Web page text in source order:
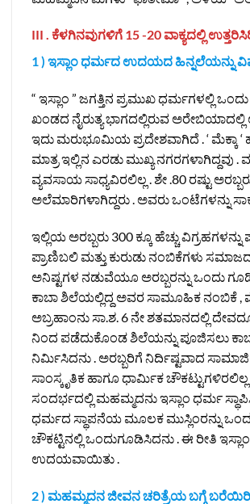
III . ಕೆಳಗಿನವುಗಳಿಗೆ 15 -20 ವಾಕ್ಯದಲ್ಲಿ
1 ) ಇಸ್ಲಾಂ ಧರ್ಮದ ಉದಯದ ಹಿನ್ನಲೆಯನ್ನು
“ ಇಸ್ಲಾಂ ” ಜಗತ್ತಿನ ಪ್ರಮುಖ ಧರ್ಮಗಳಲ್ಲಿ
ಖಂಡದ ನೈರುತ್ಯ ಭಾಗದಲ್ಲಿರುವ
ಇದು ಮರುಭೂಮಿಯ ಪ್ರದೇಶವಾಗಿದೆ . ‘ ಮೆಕ್ಕಾ ‘
ಮಾತ್ರ ಇಲ್ಲಿನ ಎರಡು ಮುಖ್ಯ ನಗರಗಳಾಗಿದ್ದವು .
ವ್ಯವಸಾಯ ಸಾಧ್ಯವಿರಲಿಲ್ಲ . ಶೇ .80 ರಷ್ಟು
ಅಲೆಮಾರಿಗಳಾಗಿದ್ದರು . ಅವರು ಒಂಟೆಗಳನ್ನು
ಇಲ್ಲಿಯ ಅರಬ್ಬರು 300 ಕ್ಕೂ ಹೆಚ್ಚು ವಿಗ್ರಹಗಳನ್ನು
ಪ್ರಾಣಿಬಲಿ ಮತ್ತು ಕುರುಡು ನಂಬಿಕೆಗಳು
ಅನಿಷ್ಟಗಳ ನಡುವೆಯೂ ಅರಬ್ಬರನ್ನು ಒಂದು
ಕಾಬಾ ಶಿಲೆಯಲ್ಲಿದ್ದ ಅವರ ಸಾಮೂಹಿಕ ನಂಬಿಕೆ ,
ಅಬ್ರಹಾಂನು ಸಾ.ಶ. 6 ನೇ ಶತಮಾನದಲ್ಲಿ
ನಿಂದ ಪಡೆದುಕೊಂಡ ಶಿಲೆಯನ್ನು ಪೂಜಿಸಲು
ನಿರ್ಮಿಸಿದನು . ಅರಬ್ಬರಿಗೆ ನಿರ್ದಿಷ್ಟವಾದ
ಸಾಂಸ್ಕೃತಿಕ ಹಾಗೂ ಧಾರ್ಮಿಕ
ಸಂದರ್ಭದಲ್ಲಿ ಮಹಮ್ಮದನು ಇಸ್ಲಾಂ ಧರ್ಮ
ಧರ್ಮದ ಸ್ಥಾಪನೆಯ ಮೂಲಕ ಮುಸ್ಲಿಂರನ್ನು
ಚೌಕಟ್ಟಿನಲ್ಲಿ ಒಂದುಗೂಡಿಸಿದನು . ಈ ರೀತಿ
ಉದಯವಾಯಿತು .
2 ) ಮಹಮ್ಮದನ ಜೀವನ ಚರಿತ್ರೆಯ ಬಗ್ಗೆ